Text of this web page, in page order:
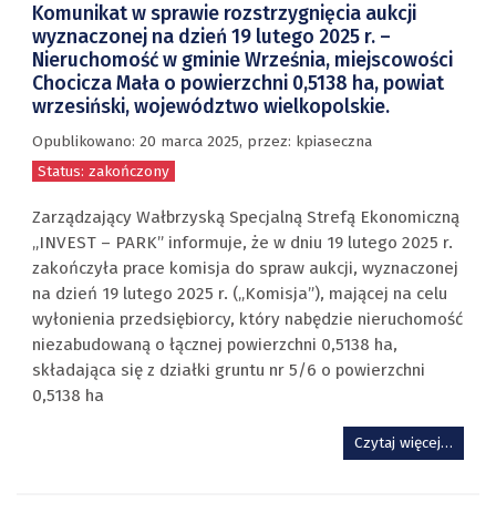
Komunikat w sprawie rozstrzygnięcia aukcji
wyznaczonej na dzień 19 lutego 2025 r. –
Nieruchomość w gminie Września, miejscowości
Chocicza Mała o powierzchni 0,5138 ha, powiat
wrzesiński, województwo wielkopolskie.
Opublikowano: 20 marca 2025, przez: kpiaseczna
Status: zakończony
Zarządzający Wałbrzyską Specjalną Strefą Ekonomiczną
„INVEST – PARK” informuje, że w dniu 19 lutego 2025 r.
zakończyła prace komisja do spraw aukcji, wyznaczonej
na dzień 19 lutego 2025 r. („Komisja”), mającej na celu
wyłonienia przedsiębiorcy, który nabędzie nieruchomość
niezabudowaną o łącznej powierzchni 0,5138 ha,
składająca się z działki gruntu nr 5/6 o powierzchni
0,5138 ha
Czytaj więcej…